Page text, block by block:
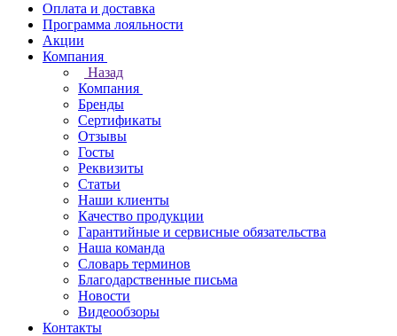
Оплата и доставка
Программа лояльности
Акции
Компания
Назад
Компания
Бренды
Сертификаты
Отзывы
Госты
Реквизиты
Статьи
Наши клиенты
Качество продукции
Гарантийные и сервисные обязательства
Наша команда
Словарь терминов
Благодарственные письма
Новости
Видеообзоры
Контакты